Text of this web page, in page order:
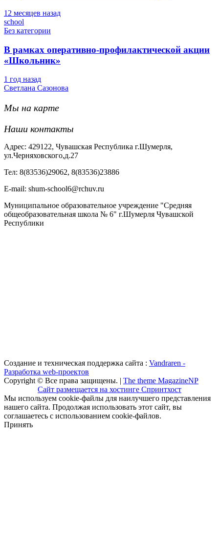
12 месяцев назад
school
Без категории
В рамках оперативно-профилактической акции
«Школьник»
1 год назад
Светлана Сазонова
Мы на карте
Наши контакты
Адрес: 429122, Чувашская Республика г.Шумерля,
ул.Черняховского,д.27
Тел: 8(83536)29062, 8(83536)23886
Е-mail: shum-school6@rchuv.ru
Муниципальное образовательное учреждение "Средняя
общеобразовательная школа № 6" г.Шумерля Чувашской
Республики
Создание и техническая поддержка сайта : Vandraren -
Разработка web-проектов
Copyright © Все права защищены. | The theme MagazineNP
Сайт размещается на хостинге Спринтхост
Мы используем cookie-файлы для наилучшего представления
нашего сайта. Продолжая использовать этот сайт, вы
соглашаетесь с использованием cookie-файлов.
Принять